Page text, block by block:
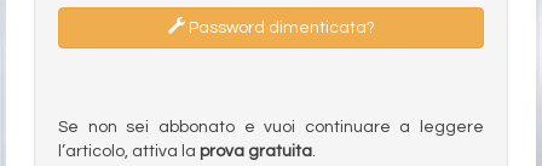
Password dimenticata?
Se non sei abbonato e vuoi continuare a leggere
l’articolo, attiva la prova gratuita.